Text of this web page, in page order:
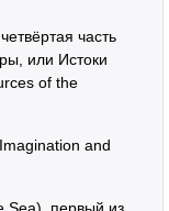
часть
или Истоки
of the
and